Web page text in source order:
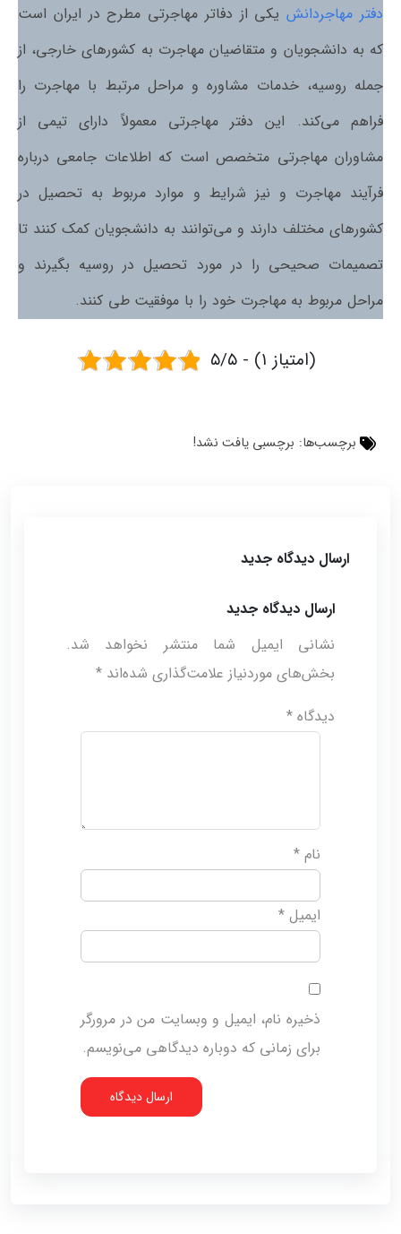
دفتر مهاجردانشیکی از دفاتر مهاجرتی مطرح در ایران است
که به دانشجویان و متقاضیان مهاجرت به کشورهای خارجی، از
جمله روسیه، خدمات مشاوره و مراحل مرتبط با مهاجرت را
فراهم می‌کند. این دفتر مهاجرتی معمولاً دارای تیمی از
مشاوران مهاجرتی متخصص است که اطلاعات جامعی درباره
فرآیند مهاجرت و نیز شرایط و موارد مربوط به تحصیل در
کشورهای مختلف دارند و می‌توانند به دانشجویان کمک کنند تا
تصمیمات صحیحی را در مورد تحصیل در روسیه بگیرند و
مراحل مربوط به مهاجرت خود را با موفقیت طی کنند.
۵/۵ - (۱ امتیاز)
برچسب‌ها: برچسبی یافت نشد!
ارسال دیدگاه جدید
ارسال دیدگاه جدید
نشانی ایمیل شما منتشر نخواهد شد.
بخش‌های موردنیاز علامت‌گذاری شده‌اند *
دیدگاه *
نام *
ایمیل *
ذخیره نام، ایمیل و وبسایت من در مرورگر
برای زمانی که دوباره دیدگاهی می‌نویسم.